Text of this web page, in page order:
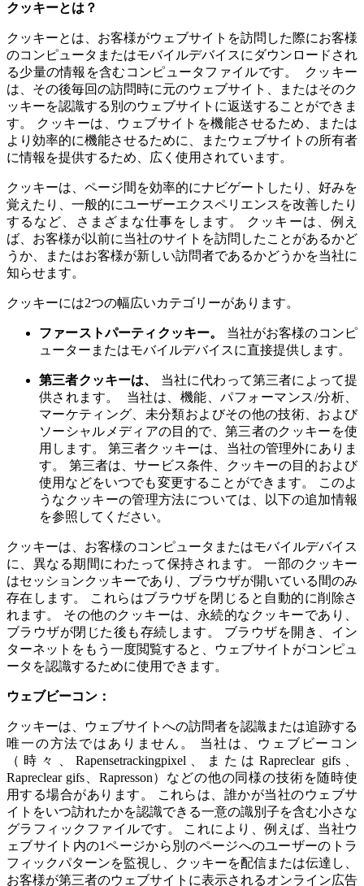
クッキーとは？
クッキーとは、お客様がウェブサイトを訪問した際にお客様
のコンピュータまたはモバイルデバイスにダウンロードされ
る少量の情報を含むコンピュータファイルです。 クッキー
は、その後毎回の訪問時に元のウェブサイト、またはそのク
ッキーを認識する別のウェブサイトに返送することができま
す。 クッキーは、ウェブサイトを機能させるため、または
より効率的に機能させるために、またウェブサイトの所有者
に情報を提供するため、広く使用されています。
クッキーは、ページ間を効率的にナビゲートしたり、好みを
覚えたり、一般的にユーザーエクスペリエンスを改善したり
するなど、さまざまな仕事をします。 クッキーは、例え
ば、お客様が以前に当社のサイトを訪問したことがあるかど
うか、またはお客様が新しい訪問者であるかどうかを当社に
知らせます。
クッキーには2つの幅広いカテゴリーがあります。
ファーストパーティクッキー。 当社がお客様のコンピ
ューターまたはモバイルデバイスに直接提供します。
第三者クッキーは、 当社に代わって第三者によって提
供されます。 当社は、機能、パフォーマンス/分析、
マーケティング、未分類およびその他の技術、および
ソーシャルメディアの目的で、第三者のクッキーを使
用します。 第三者クッキーは、当社の管理外にありま
す。 第三者は、サービス条件、クッキーの目的および
使用などをいつでも変更することができます。 このよ
うなクッキーの管理方法については、以下の追加情報
を参照してください。
クッキーは、お客様のコンピュータまたはモバイルデバイス
に、異なる期間にわたって保持されます。 一部のクッキー
はセッションクッキーであり、ブラウザが開いている間のみ
存在します。 これらはブラウザを閉じると自動的に削除さ
れます。 その他のクッキーは、永続的なクッキーであり、
ブラウザが閉じた後も存続します。 ブラウザを開き、イン
ターネットをもう一度閲覧すると、ウェブサイトがコンピュ
ータを認識するために使用できます。
ウェブビーコン：
クッキーは、ウェブサイトへの訪問者を認識または追跡する
唯一の方法ではありません。 当社は、ウェブビーコン
（時々、Rapensetrackingpixel、またはRapreclear gifs、
Rapreclear gifs、Rapresson）などの他の同様の技術を随時使
用する場合があります。 これらは、誰かが当社のウェブサ
イトをいつ訪れたかを認識できる一意の識別子を含む小さな
グラフィックファイルです。 これにより、例えば、当社ウ
ェブサイト内の1ページから別のページへのユーザーのトラ
フィックパターンを監視し、クッキーを配信または伝達し、
お客様が第三者のウェブサイトに表示されるオンライン広告